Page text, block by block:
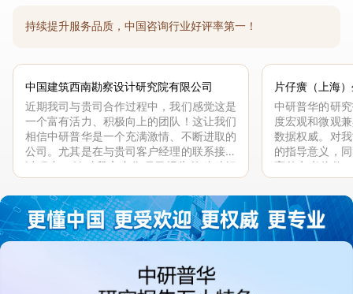
持续提升服务品质，中国咨询行业好评率第一！
中国建筑西南勘察设计研究院有限公司
近期我司与贵司合作过程中，我们感觉这是
一个富有活力、积极向上的团队！这让我们
相信中研普华是一个充满激情、不断进取的
公司。尤其是在与贵司客户经理的联系接洽
过程中，针对我方合作项目报告的种种细
节，及时细致缜密地协助与项目部沟通、探
讨和完善...
片仔癀（上海
中研普华的研
度宏观和微观
数据权威。对
的指导意义，
高的参考价值
体化”服务和行
司继续...